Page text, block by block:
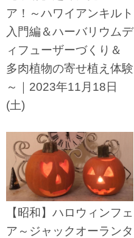
ア！～ハワイアンキルト
入門編＆ハーバリウムデ
ィフューザーづくり＆
多肉植物の寄せ植え体験
～｜2023年11月18日
(土)
【昭和】ハロウィンフェ
ア～ジャックオーランタ